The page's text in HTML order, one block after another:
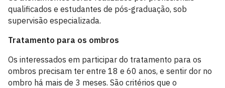
qualificados e estudantes de pós-graduação, sob
supervisão especializada.
Tratamento para os ombros
Os interessados em participar do tratamento para os
ombros precisam ter entre 18 e 60 anos, e sentir dor no
ombro há mais de 3 meses. São critérios que o